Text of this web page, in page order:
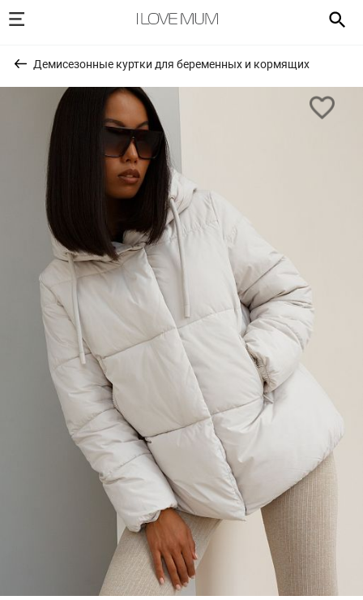
Демисезонные куртки для беременных и кормящих